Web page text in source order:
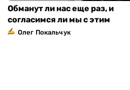
Обманут ли нас еще раз, и
согласимся ли мы с этим
Олег Покальчук